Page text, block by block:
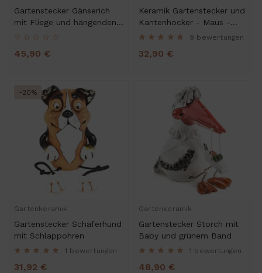
Gartenstecker Gänserich
mit Fliege und hängenden
Beinen (18_4)
45,90 €
Keramik Gartenstecker und
Kantenhocker - Maus -
Gartendeko
9 bewertungen
32,90 €
Gartenkeramik
Gartenstecker Schäferhund
mit Schlappohren
1 bewertungen
31,92 €
-20%
Gartenkeramik
Gartenstecker Storch mit
Baby und grünem Band
1 bewertungen
48,90 €